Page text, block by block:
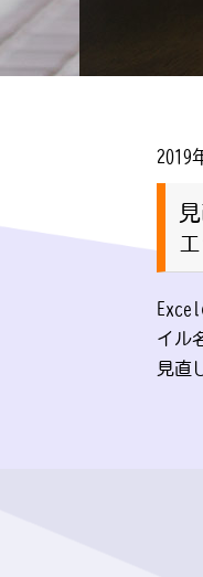
2019
イル
見直